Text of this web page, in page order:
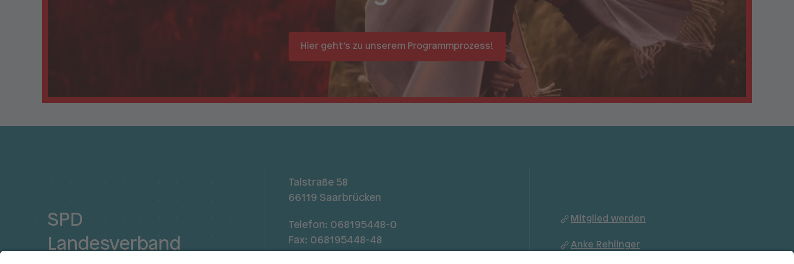
Hier geht’s zu unserem Programmprozess!
SPD
Landesverband
Talstraße 58
66119 Saarbrücken
Telefon: 068195448-0
Fax: 068195448-48
Mitglied werden
Anke Rehlinger